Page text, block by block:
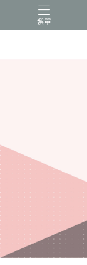
選單